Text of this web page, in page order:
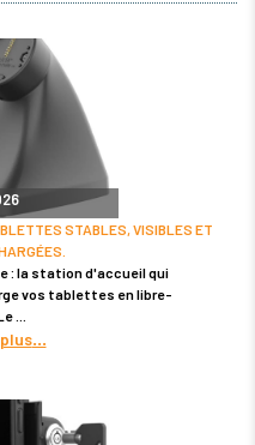
STABLES, VISIBLES ET
: la station d'accueil qui
vos tablettes en libre-